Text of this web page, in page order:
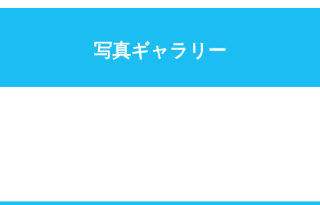
写真ギャラリー